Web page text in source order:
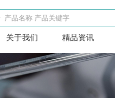
关于我们 精品资讯